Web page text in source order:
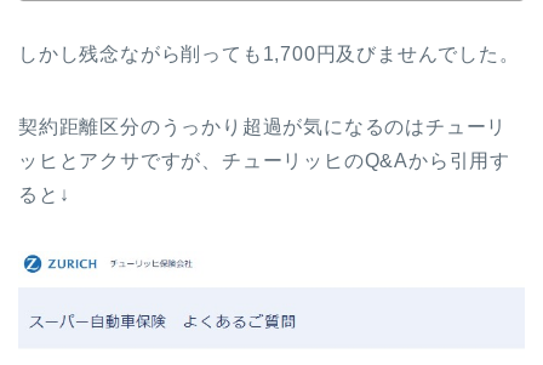
しかし残念ながら削っても1,700円及びませんでした。
契約距離区分のうっかり超過が気になるのはチューリ
ッヒとアクサですが、チューリッヒのQ&Aから引用す
ると↓